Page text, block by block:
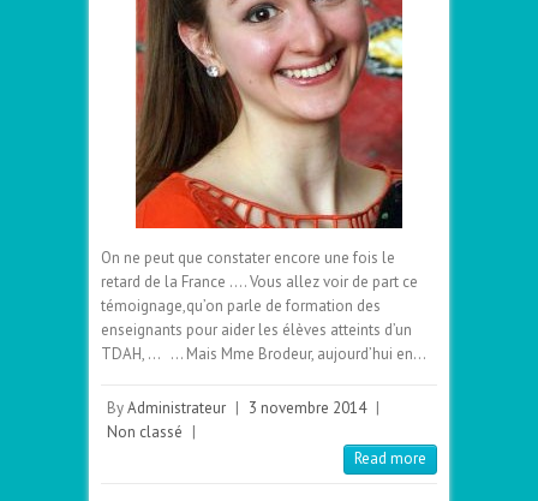
On ne peut que constater encore une fois le
retard de la France …. Vous allez voir de part ce
témoignage,qu’on parle de formation des
enseignants pour aider les élèves atteints d’un
TDAH, … … Mais Mme Brodeur, aujourd’hui en…
ByAdministrateur | 3 novembre 2014 |
Non classé |
Read more